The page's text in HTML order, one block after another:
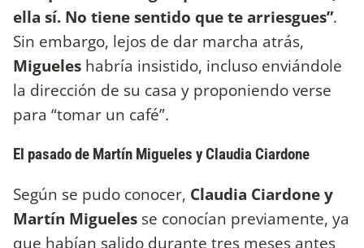
ella sí. No tiene sentido que te arriesgues”.
Sin embargo, lejos de dar marcha atrás,
Migueles habría insistido, incluso enviándole
la dirección de su casa y proponiendo verse
para “tomar un café”.
El pasado de Martín Migueles y Claudia Ciardone
Según se pudo conocer, Claudia Ciardone y
Martín Migueles se conocían previamente, ya
que habían salido durante tres meses antes